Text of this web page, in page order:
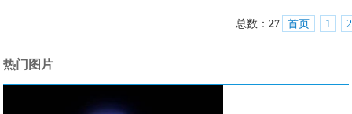
总数： 27 首页 1 2
热门图片